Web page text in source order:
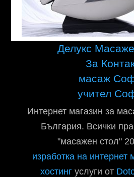
Делукс
За
масаж
учител
Интернет магазин за
България. Всички
"масажен стол"
изработка на интернет
хостинг услуги от